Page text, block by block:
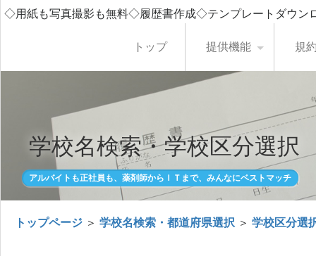
◇用紙も写真撮影も無料◇履歴書作成◇テンプレートダウ
トップ 提供機能 規
学校名検索・学校区分選択
アルバイトも正社員も、薬剤師からＩＴまで、みんなにベストマッチ
トップページ ＞ 学校名検索・都道府県選択 ＞ 学校区分選